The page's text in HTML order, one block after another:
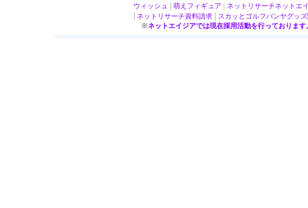
ウィッシュ
萌え フィギュア | ネットリサーチネットエ
ネットリサーチ資料請求 スカッとゴルフパンヤグッ
※ネットエイジアでは現在採用活動を行っておりま